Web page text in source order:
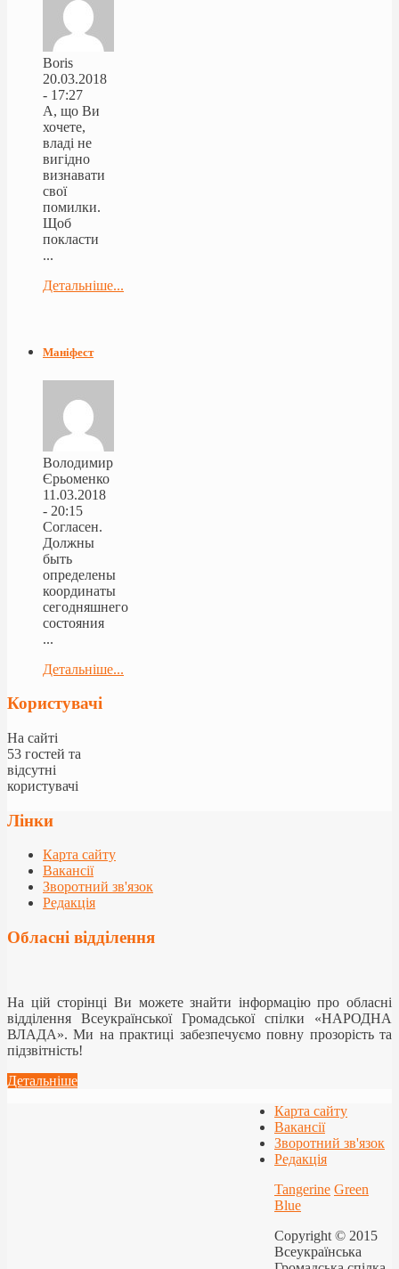
Boris
20.03.2018
- 17:27
А, що Ви
хочете,
владі не
вигідно
визнавати
свої
помилки.
Щоб
покласти
...
Детальніше...
Маніфест
Володимир
Єрьоменко
11.03.2018
- 20:15
Согласен.
Должны
быть
определены
координаты
сегодняшнего
состояния
...
Детальніше...
Користувачі
На сайті
53 гостей та
відсутні
користувачі
Лінки
Карта сайту
Вакансії
Зворотний зв'язок
Редакція
Обласні відділення
На цій сторінці Ви можете знайти інформацію про обласні
відділення Всеукраїнської Громадської спілки «НАРОДНА
ВЛАДА». Ми на практиці забезпечуємо повну прозорість та
підзвітність!
Детальніше
Карта сайту
Вакансії
Зворотний зв'язок
Редакція
Tangerine Green
Blue
Copyright © 2015
Всеукраїнська